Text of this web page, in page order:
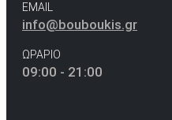
EMAIL
info@bouboukis.gr
ΩΡΑΡΙΟ
09:00 - 21:00